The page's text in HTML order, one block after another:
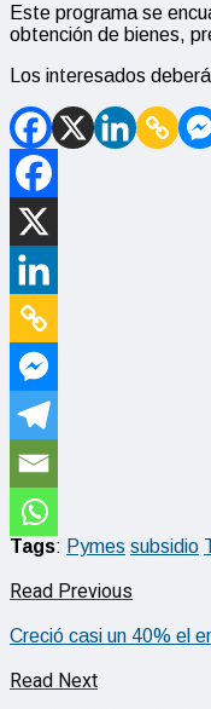
Este programa se
obtención de bienes,
Los interesados
Tags: Pymes subsidio
Read Previous
Creció casi un 40% el
Read Next